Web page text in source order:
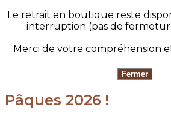
Le retrait en boutique reste
interruption (pas de
Merci de votre compréhension
Pâques 2026 !